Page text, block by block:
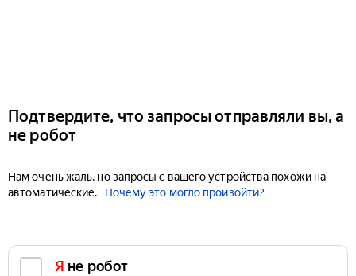
Подтвердите, что запросы отправляли вы, а
не робот
Нам очень жаль, но запросы с вашего устройства похожи на
автоматические.
Почему это могло произойти?
Я не робот